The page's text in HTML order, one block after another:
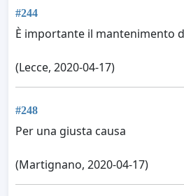
#244
È importante il mantenimento
(Lecce, 2020-04-17)
#248
Per una giusta causa
(Martignano, 2020-04-17)